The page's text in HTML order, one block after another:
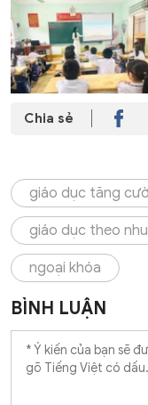
Chia sẻ
giáo dục tăng
giáo dục theo
ngoại khóa
BÌNH LUẬN